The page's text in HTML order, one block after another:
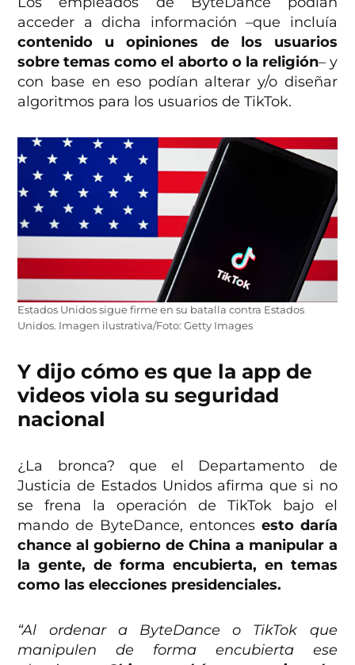
acceder a dicha información –que incluía
contenido u opiniones de los usuarios
sobre temas como el aborto o la religión– y
con base en eso podían alterar y/o diseñar
algoritmos para los usuarios de TikTok.
Estados Unidos sigue firme en su batalla contra Estados
Unidos. Imagen ilustrativa/Foto: Getty Images
Y dijo cómo es que la app de
videos viola su seguridad
nacional
¿La bronca? que el Departamento de
Justicia de Estados Unidos afirma que si no
se frena la operación de TikTok bajo el
mando de ByteDance, entoncesesto daría
chance al gobierno de China a manipular a
la gente, de forma encubierta, en temas
como las elecciones presidenciales.
“Al ordenar a ByteDance o TikTok que
manipulen de forma encubierta ese